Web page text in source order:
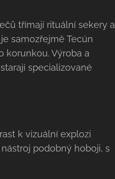
třímají rituální sekery a
samozřejmě Tecún
korunkou. Výroba a
specializované
k vizuální explozi
podobný hoboji, s